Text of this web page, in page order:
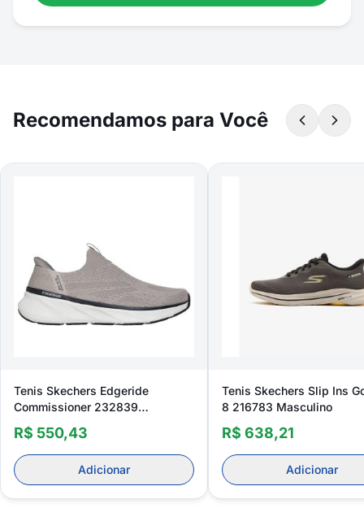
Recomendamos para Você
Tenis Skechers Edgeride
Commissioner 232839
Masculino
R$ 550,43
Adicionar
Tenis Skechers Slip Ins
8 216783 Masculino
R$ 638,21
Adicionar